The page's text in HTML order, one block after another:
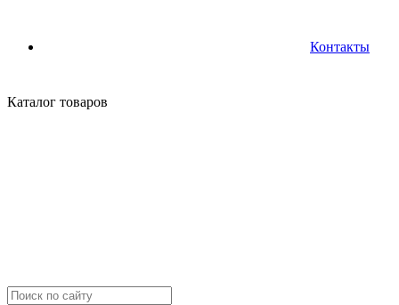
Контакты
Каталог товаров